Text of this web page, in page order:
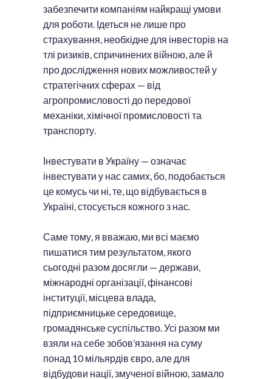
забезпечити компаніям найкращі умови
для роботи. Ідеться не лише про
страхування, необхідне для інвесторів на
тлі ризиків, спричинених війною, але й
про дослідження нових можливостей у
стратегічних сферах — від
агропромисловості до передової
механіки, хімічної промисловості та
транспорту.
Інвестувати в Україну — означає
інвестувати у нас самих, бо, подобається
це комусь чи ні, те, що відбувається в
Україні, стосується кожного з нас.
Саме тому, я вважаю, ми всі маємо
пишатися тим результатом, якого
сьогодні разом досягли — держави,
міжнародні організації, фінансові
інституції, місцева влада,
підприємницьке середовище,
громадянське суспільство. Усі разом ми
взяли на себе зобов’язання на суму
понад 10 мільярдів євро, але для
відбудови нації, змученої війною, замало